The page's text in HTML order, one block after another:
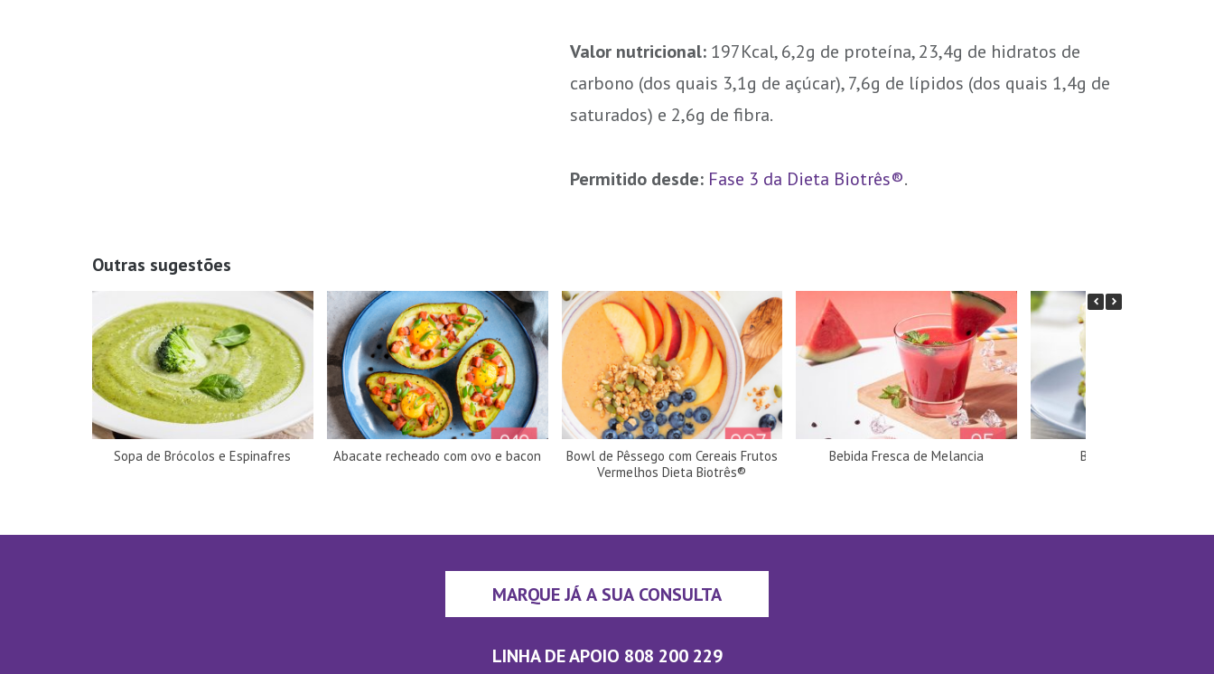
Valor nutricional: 197Kcal, 6,2g de proteína, 23,4g de hidratos de
carbono (dos quais 3,1g de açúcar), 7,6g de lípidos (dos quais 1,4g de
saturados) e 2,6g de fibra.
Permitido desde: Fase 3 da Dieta Biotrês®.
Outras sugestões
Sopa de Brócolos e Espinafres Abacate recheado com ovo e bacon
Bowl de Pêssego com Cereais Frutos
Vermelhos Dieta Biotrês®
Bebida Fresca de Melancia Bolinhos de Brócolos
MARQUE JÁ A SUA CONSULTA
LINHA DE APOIO 808 200 229